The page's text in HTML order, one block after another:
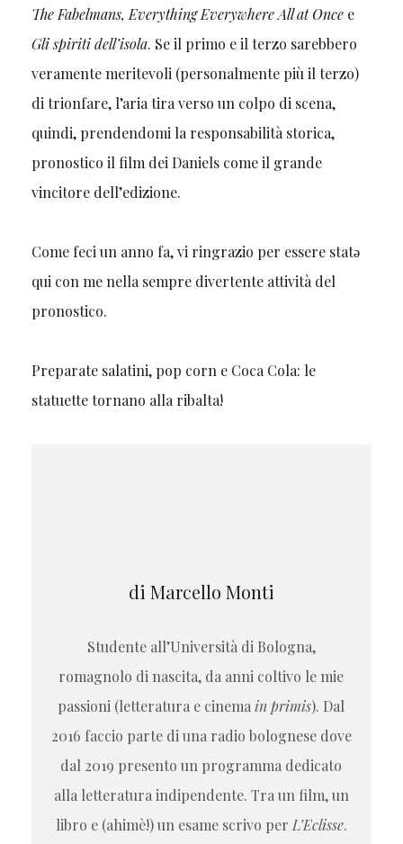
The Fabelmans, Everything Everywhere All at Once e
Gli spiriti dell’isola. Se il primo e il terzo sarebbero
veramente meritevoli (personalmente più il terzo)
di trionfare, l’aria tira verso un colpo di scena,
quindi, prendendomi la responsabilità storica,
pronostico il film dei Daniels come il grande
vincitore dell’edizione.
Come feci un anno fa, vi ringrazio per essere statǝ
qui con me nella sempre divertente attività del
pronostico.
Preparate salatini, pop corn e Coca Cola: le
statuette tornano alla ribalta!
di Marcello Monti
Studente all’Università di Bologna,
romagnolo di nascita, da anni coltivo le mie
passioni (letteratura e cinemain primis). Dal
2016 faccio parte di una radio bolognese dove
dal 2019 presento un programma dedicato
alla letteratura indipendente. Tra un film, un
libro e (ahimè!) un esame scrivo perL’Eclisse.